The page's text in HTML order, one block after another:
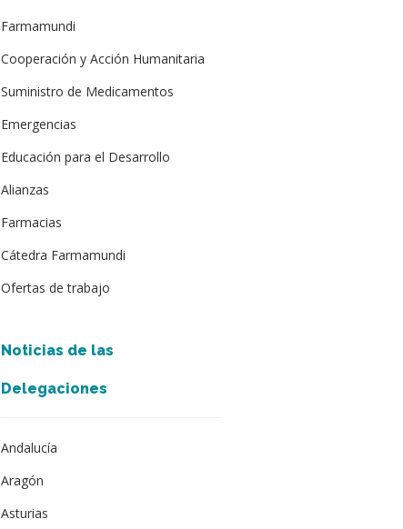
Farmamundi
Cooperación y Acción Humanitaria
Suministro de Medicamentos
Emergencias
Educación para el Desarrollo
Alianzas
Farmacias
Cátedra Farmamundi
Ofertas de trabajo
Noticias de las
Delegaciones
Andalucía
Aragón
Asturias